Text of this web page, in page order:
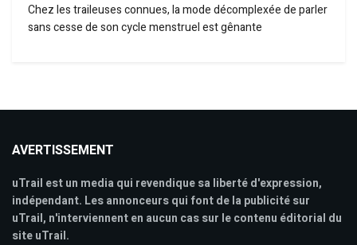
Chez les traileuses connues, la mode décomplexée de parler
sans cesse de son cycle menstruel est gênante
AVERTISSEMENT
uTrail est un media qui revendique sa liberté d'expression,
indépendant. Les annonceurs qui font de la publicité sur
uTrail, n'interviennent en aucun cas sur le contenu éditorial du
site uTrail.